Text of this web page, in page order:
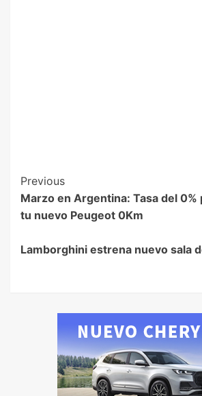
Previous
Marzo en Argentina: Tasa del 0%
tu nuevo Peugeot 0Km
Lamborghini estrena nuevo sala